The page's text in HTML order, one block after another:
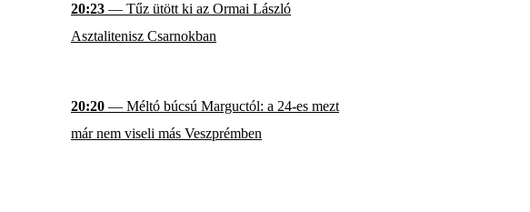
20:23 — Tűz ütött ki az Ormai László
Asztalitenisz Csarnokban
20:20 — Méltó búcsú Marguctól: a 24-es mezt
már nem viseli más Veszprémben